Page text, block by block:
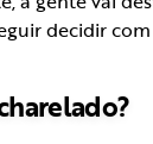
decidir